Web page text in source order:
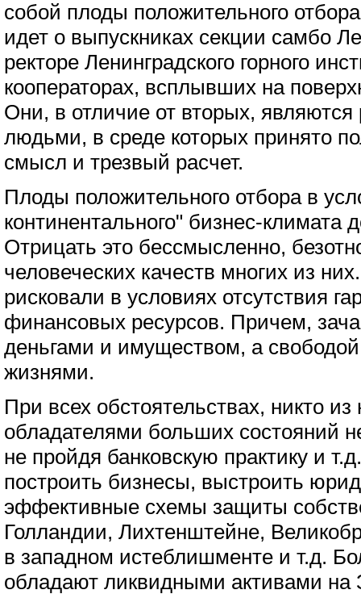
собой плоды положительного
идет о выпускниках секции самбо
ректоре Ленинградского горного
кооператорах, всплывших на
Они, в отличие от вторых,
людьми, в среде которых принято
смысл и трезвый расчет.
Плоды положительного отбора в
континентального" бизнес-климата
Отрицать это бессмысленно,
человеческих качеств многих из
рисковали в условиях отсутствия
финансовых ресурсов. Причем,
деньгами и имуществом, а
жизнями.
При всех обстоятельствах, никто из
обладателями больших состояний
не пройдя банковскую практику и
построить бизнесы, выстроить
эффективные схемы защиты
Голландии, Лихтенштейне,
в западном истеблишменте и т.д.
обладают ликвидными активами на